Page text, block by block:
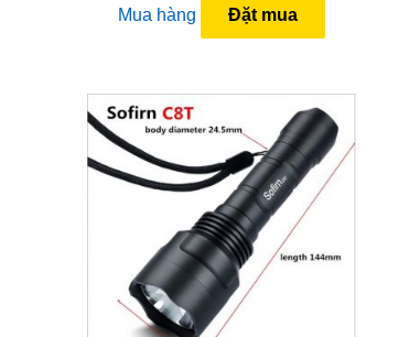
Mua hàng Đặt mua